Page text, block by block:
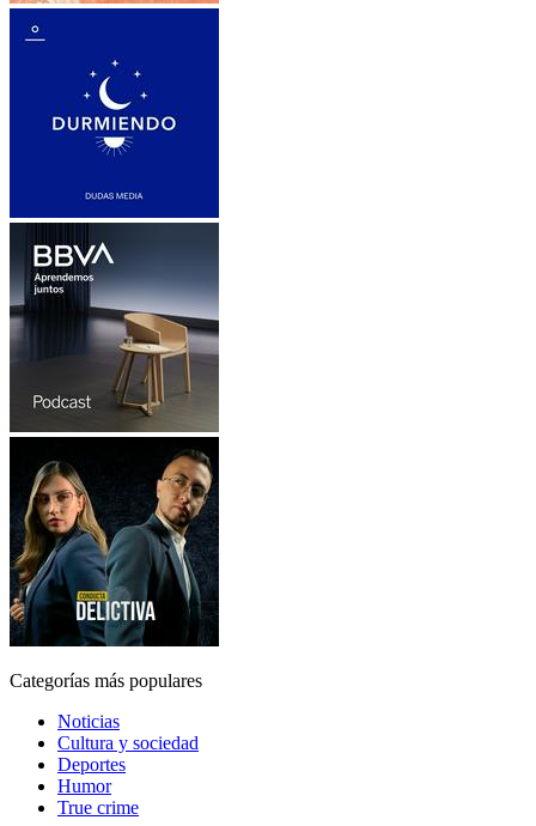
Categorías más populares
Noticias
Cultura y sociedad
Deportes
Humor
True crime